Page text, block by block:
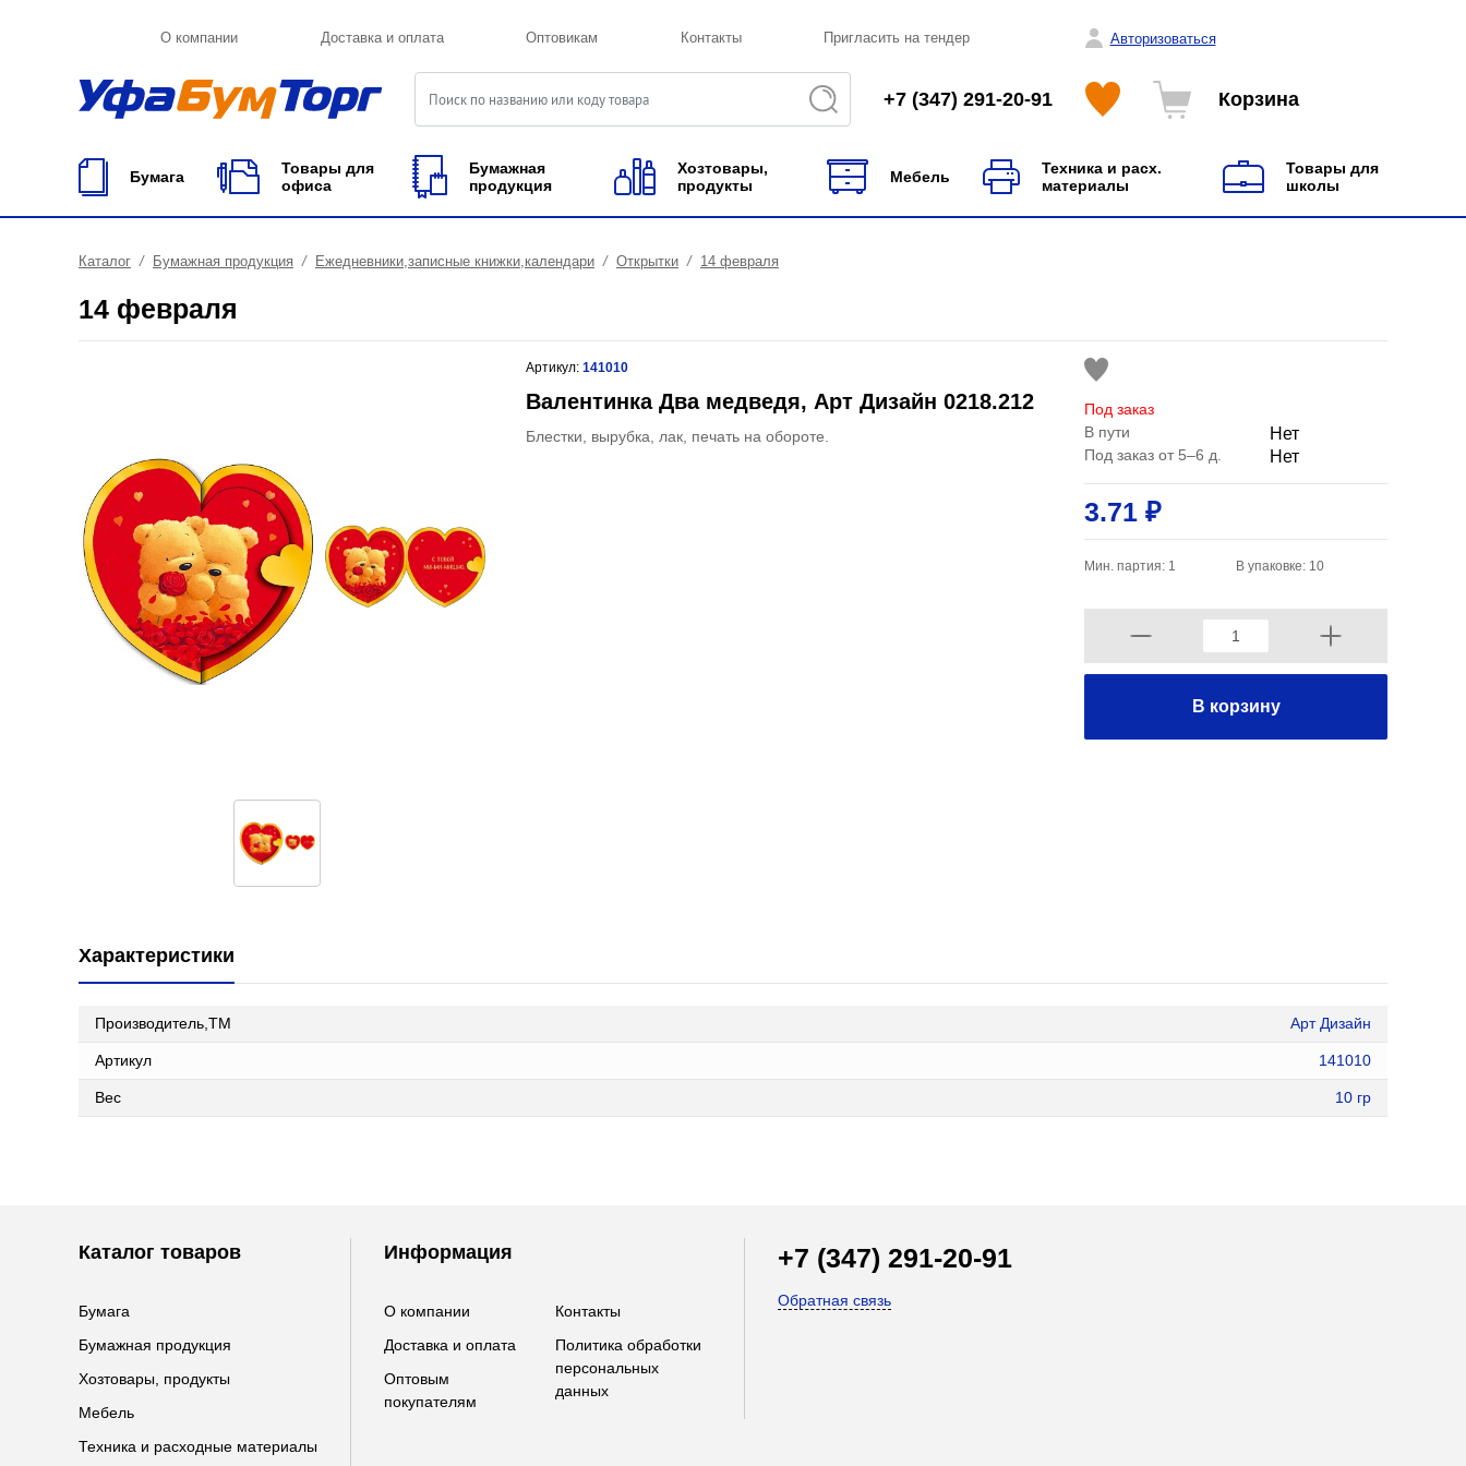
О компании Доставка и оплата Оптовикам Контакты Пригласить на тендер Авторизоваться
+7 (347) 291-20-91 Корзина
Бумага
Товары для
офиса
Бумажная
продукция
Хозтовары,
продукты
Мебель
Техника и расх.
материалы
Товары для
школы
Каталог Бумажная продукция Ежедневники,записные книжки,календари Открытки 14 февраля
14 февраля
Артикул: 141010
Валентинка Два медведя, Арт Дизайн 0218.212
Блестки, вырубка, лак, печать на обороте.
Под заказ
В пути
Нет
Под заказ от 5–6 д. Нет
3.71 ₽
Мин. партия: 1 В упаковке: 10
В корзину
Характеристики
Производитель,ТМ Арт Дизайн
Артикул 141010
Вес 10 гр
Каталог товаров
Бумага
Бумажная продукция
Хозтовары, продукты
Мебель
Техника и расходные материалы
Информация
О компании
Доставка и оплата
Оптовым
покупателям
Контакты
Политика обработки
персональных
данных
+7 (347) 291-20-91
Обратная связь